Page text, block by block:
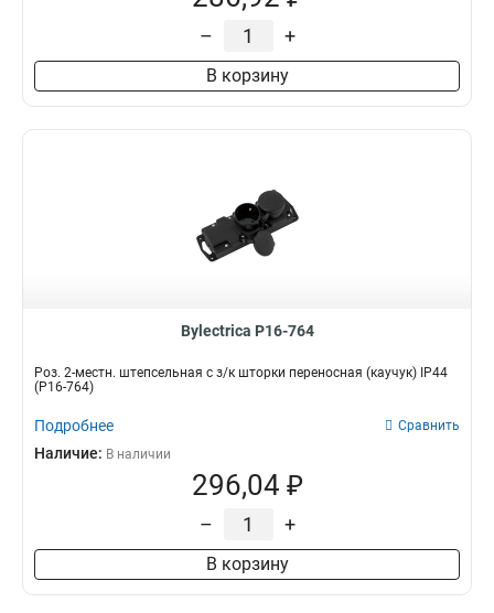
– +
В корзину
Bylectrica Р16-764
Роз. 2-местн. штепсельная с з/к шторки переносная (каучук) IP44
(Р16-764)
Подробнее Сравнить
Наличие: В наличии
296,04 ₽
– +
В корзину